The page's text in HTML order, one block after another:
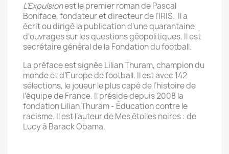
L’Expulsionest le premier roman de Pascal
Boniface, fondateur et directeur de l’IRIS. Il a
écrit ou dirigé la publication d'une quarantaine
d'ouvrages sur les questions géopolitiques. Il est
secrétaire général de la Fondation du football.
La préface est signée Lilian Thuram, champion du
monde et d’Europe de football. Il est avec 142
sélections, le joueur le plus capé de l’histoire de
l’équipe de France. Il préside depuis 2008 la
fondation Lilian Thuram - Éducation contre le
racisme. Il est l’auteur de Mes étoiles noires : de
Lucy à Barack Obama.